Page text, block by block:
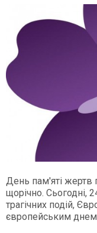
День пам'яті жертв
щорічно. Сьогодні,
трагічних подій,
європейським днем